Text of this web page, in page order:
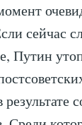
сейчас
Путин
результате